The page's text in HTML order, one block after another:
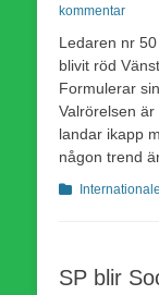
den
kommentar
Ledaren nr
blivit röd
Formulerar
Valrörelsen
landar ikapp
någon trend
Kategorier
SP blir